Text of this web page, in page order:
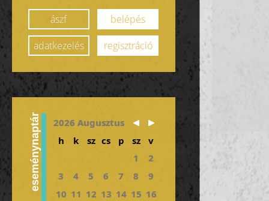
ászf
belépés
adatkezelés
regisztráció
eseménynaptár
2026 Augusztus
h
k sz cs p sz
v
1
2
3
4 5 6 7 8
9
10 11 12 13 14 15 16